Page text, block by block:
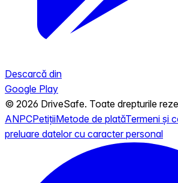
Descarcă din
Google Play
© 2026 DriveSafe. Toate drepturile
ANPCPetițiiMetode de platăTermeni și
preluare datelor cu caracter personal